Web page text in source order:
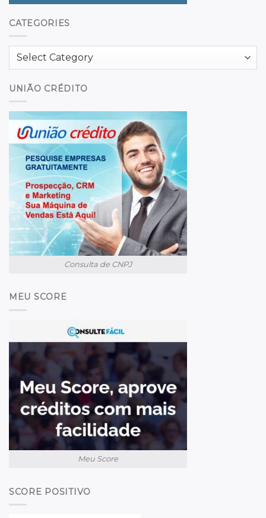
CATEGORIES
UNIÃO CRÉDITO
Consulta de CNPJ
MEU SCORE
Meu Score
SCORE POSITIVO